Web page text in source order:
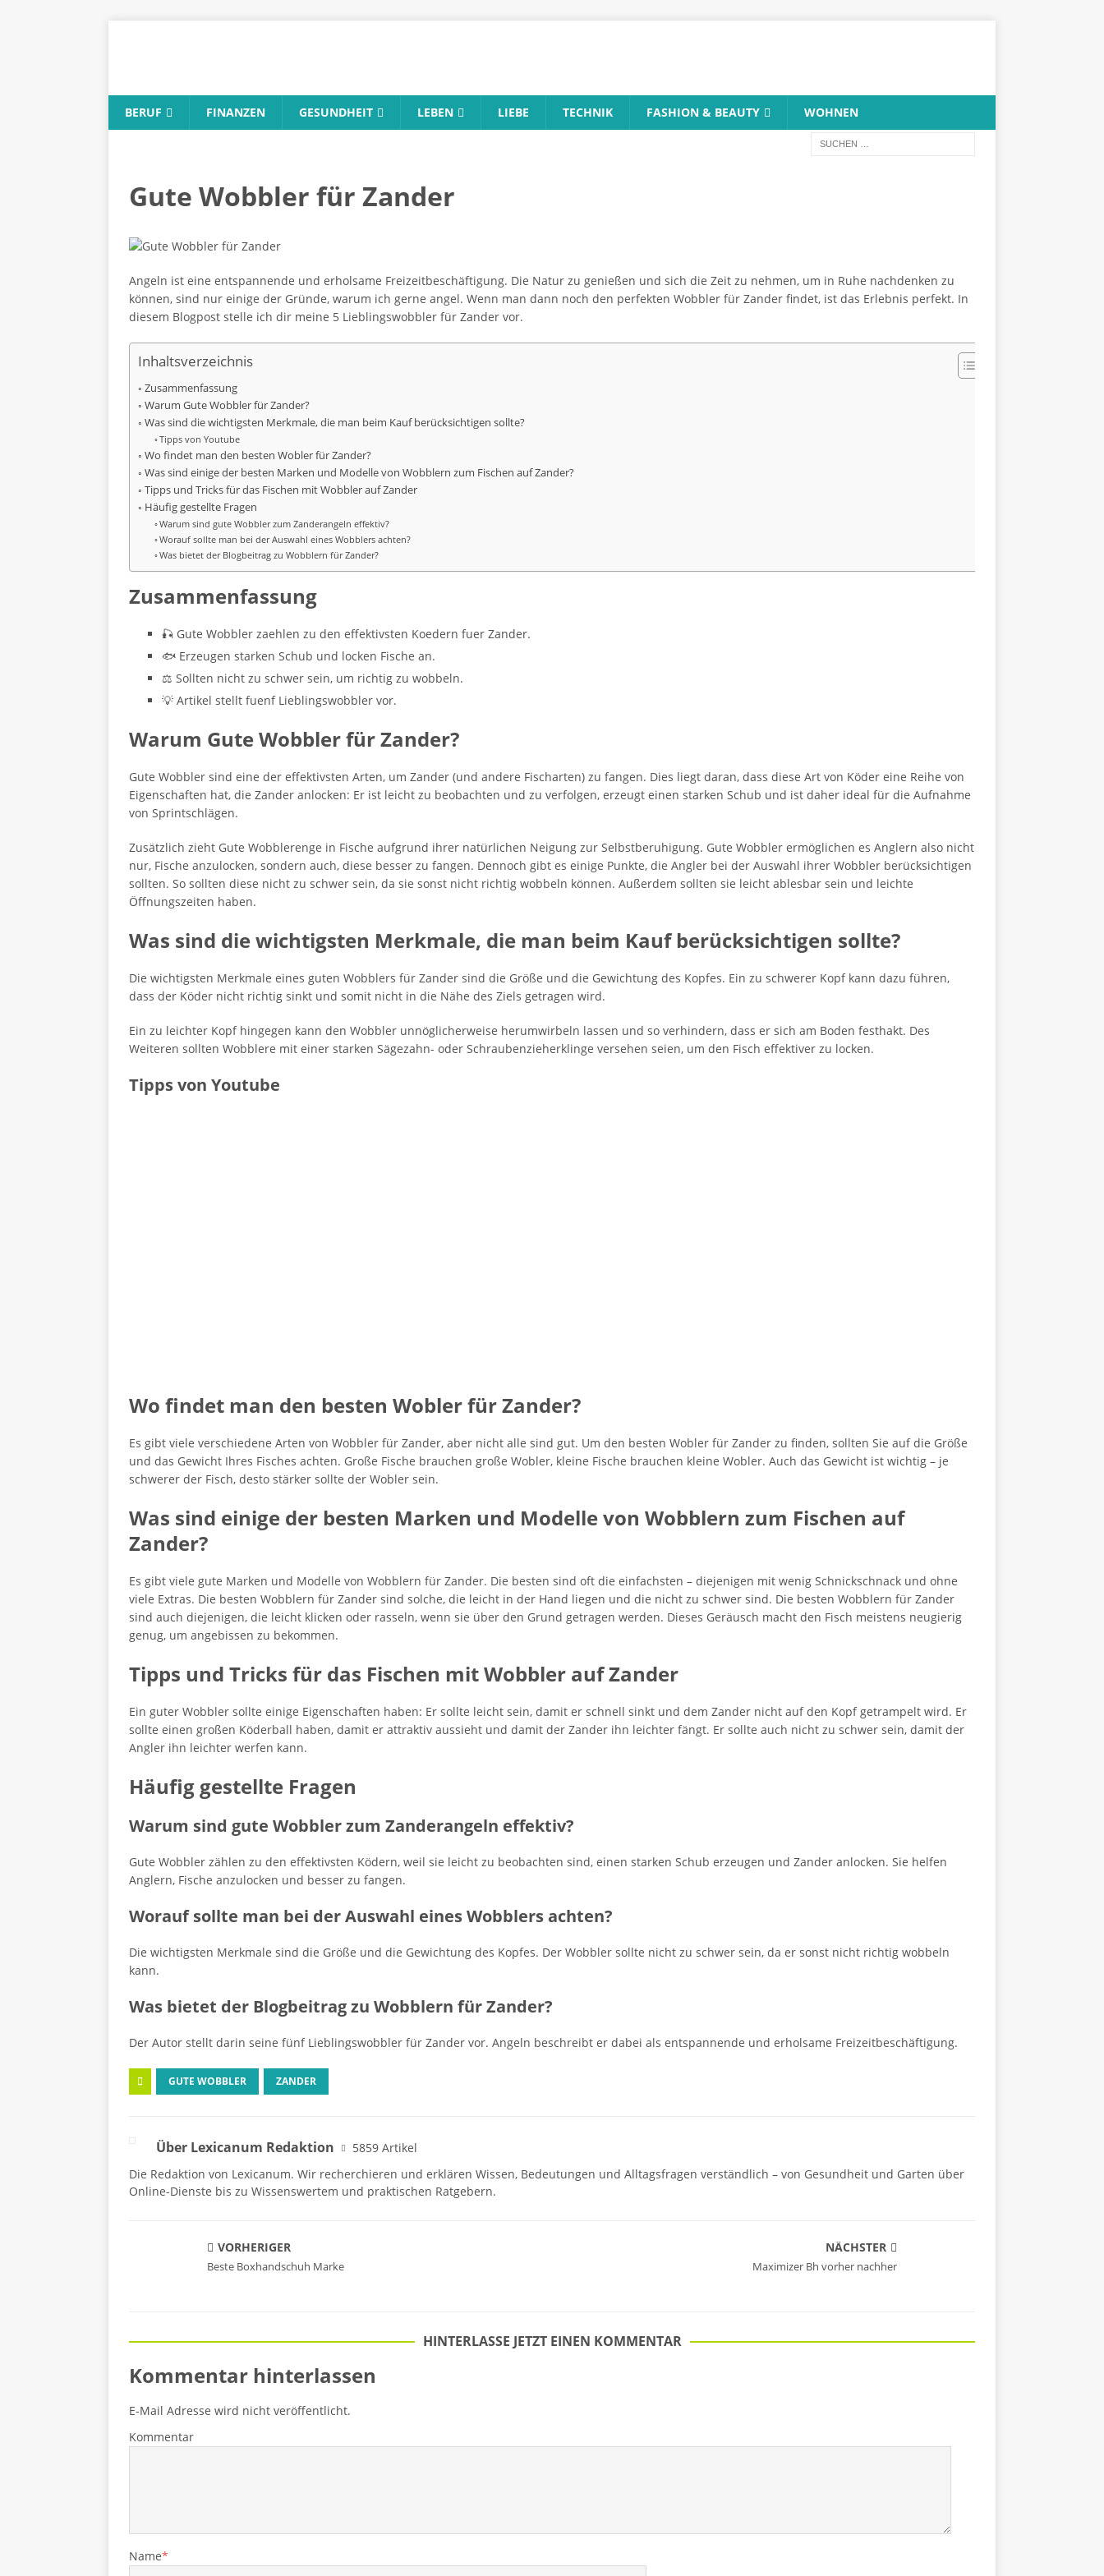
BERUF FINANZEN GESUNDHEIT LEBEN LIEBE TECHNIK FASHION & BEAUTY WOHNEN
Gute Wobbler für Zander
Angeln ist eine entspannende und erholsame Freizeitbeschäftigung. Die Natur zu genießen und sich die Zeit zu nehmen, um in Ruhe nachdenken zu
können, sind nur einige der Gründe, warum ich gerne angel. Wenn man dann noch den perfekten Wobbler für Zander findet, ist das Erlebnis perfekt. In
diesem Blogpost stelle ich dir meine 5 Lieblingswobbler für Zander vor.
Inhaltsverzeichnis
Zusammenfassung
Warum Gute Wobbler für Zander?
Was sind die wichtigsten Merkmale, die man beim Kauf berücksichtigen sollte?
Tipps von Youtube
Wo findet man den besten Wobler für Zander?
Was sind einige der besten Marken und Modelle von Wobblern zum Fischen auf Zander?
Tipps und Tricks für das Fischen mit Wobbler auf Zander
Häufig gestellte Fragen
Warum sind gute Wobbler zum Zanderangeln effektiv?
Worauf sollte man bei der Auswahl eines Wobblers achten?
Was bietet der Blogbeitrag zu Wobblern für Zander?
Zusammenfassung
🎣 Gute Wobbler zaehlen zu den effektivsten Koedern fuer Zander.
🐟 Erzeugen starken Schub und locken Fische an.
⚖️ Sollten nicht zu schwer sein, um richtig zu wobbeln.
💡 Artikel stellt fuenf Lieblingswobbler vor.
Warum Gute Wobbler für Zander?
Gute Wobbler sind eine der effektivsten Arten, um Zander (und andere Fischarten) zu fangen. Dies liegt daran, dass diese Art von Köder eine Reihe von
Eigenschaften hat, die Zander anlocken: Er ist leicht zu beobachten und zu verfolgen, erzeugt einen starken Schub und ist daher ideal für die Aufnahme
von Sprintschlägen.
Zusätzlich zieht Gute Wobblerenge in Fische aufgrund ihrer natürlichen Neigung zur Selbstberuhigung. Gute Wobbler ermöglichen es Anglern also nicht
nur, Fische anzulocken, sondern auch, diese besser zu fangen. Dennoch gibt es einige Punkte, die Angler bei der Auswahl ihrer Wobbler berücksichtigen
sollten. So sollten diese nicht zu schwer sein, da sie sonst nicht richtig wobbeln können. Außerdem sollten sie leicht ablesbar sein und leichte
Öffnungszeiten haben.
Was sind die wichtigsten Merkmale, die man beim Kauf berücksichtigen sollte?
Die wichtigsten Merkmale eines guten Wobblers für Zander sind die Größe und die Gewichtung des Kopfes. Ein zu schwerer Kopf kann dazu führen,
dass der Köder nicht richtig sinkt und somit nicht in die Nähe des Ziels getragen wird.
Ein zu leichter Kopf hingegen kann den Wobbler unnöglicherweise herumwirbeln lassen und so verhindern, dass er sich am Boden festhakt. Des
Weiteren sollten Wobblere mit einer starken Sägezahn- oder Schraubenzieherklinge versehen seien, um den Fisch effektiver zu locken.
Tipps von Youtube
Wo findet man den besten Wobler für Zander?
Es gibt viele verschiedene Arten von Wobbler für Zander, aber nicht alle sind gut. Um den besten Wobler für Zander zu finden, sollten Sie auf die Größe
und das Gewicht Ihres Fisches achten. Große Fische brauchen große Wobler, kleine Fische brauchen kleine Wobler. Auch das Gewicht ist wichtig – je
schwerer der Fisch, desto stärker sollte der Wobler sein.
Was sind einige der besten Marken und Modelle von Wobblern zum Fischen auf
Zander?
Es gibt viele gute Marken und Modelle von Wobblern für Zander. Die besten sind oft die einfachsten – diejenigen mit wenig Schnickschnack und ohne
viele Extras. Die besten Wobblern für Zander sind solche, die leicht in der Hand liegen und die nicht zu schwer sind. Die besten Wobblern für Zander
sind auch diejenigen, die leicht klicken oder rasseln, wenn sie über den Grund getragen werden. Dieses Geräusch macht den Fisch meistens neugierig
genug, um angebissen zu bekommen.
Tipps und Tricks für das Fischen mit Wobbler auf Zander
Ein guter Wobbler sollte einige Eigenschaften haben: Er sollte leicht sein, damit er schnell sinkt und dem Zander nicht auf den Kopf getrampelt wird. Er
sollte einen großen Köderball haben, damit er attraktiv aussieht und damit der Zander ihn leichter fängt. Er sollte auch nicht zu schwer sein, damit der
Angler ihn leichter werfen kann.
Häufig gestellte Fragen
Warum sind gute Wobbler zum Zanderangeln effektiv?
Gute Wobbler zählen zu den effektivsten Ködern, weil sie leicht zu beobachten sind, einen starken Schub erzeugen und Zander anlocken. Sie helfen
Anglern, Fische anzulocken und besser zu fangen.
Worauf sollte man bei der Auswahl eines Wobblers achten?
Die wichtigsten Merkmale sind die Größe und die Gewichtung des Kopfes. Der Wobbler sollte nicht zu schwer sein, da er sonst nicht richtig wobbeln
kann.
Was bietet der Blogbeitrag zu Wobblern für Zander?
Der Autor stellt darin seine fünf Lieblingswobbler für Zander vor. Angeln beschreibt er dabei als entspannende und erholsame Freizeitbeschäftigung.
GUTE WOBBLER ZANDER
Über Lexicanum Redaktion
5859 Artikel
Die Redaktion von Lexicanum. Wir recherchieren und erklären Wissen, Bedeutungen und Alltagsfragen verständlich – von Gesundheit und Garten über
Online-Dienste bis zu Wissenswertem und praktischen Ratgebern.
VORHERIGER
Beste Boxhandschuh Marke
NÄCHSTER
Maximizer Bh vorher nachher
HINTERLASSE JETZT EINEN KOMMENTAR
Kommentar hinterlassen
E-Mail Adresse wird nicht veröffentlicht.
Kommentar
Name*